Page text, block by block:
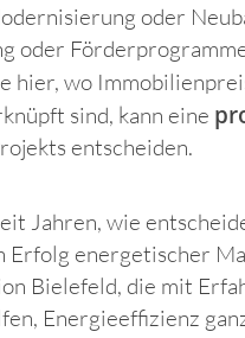
oder
oder
hier, wo
sind, kann eine
entscheiden.
Jahren, wie
energetischer
Bielefeld, die mit
Energieeffizienz